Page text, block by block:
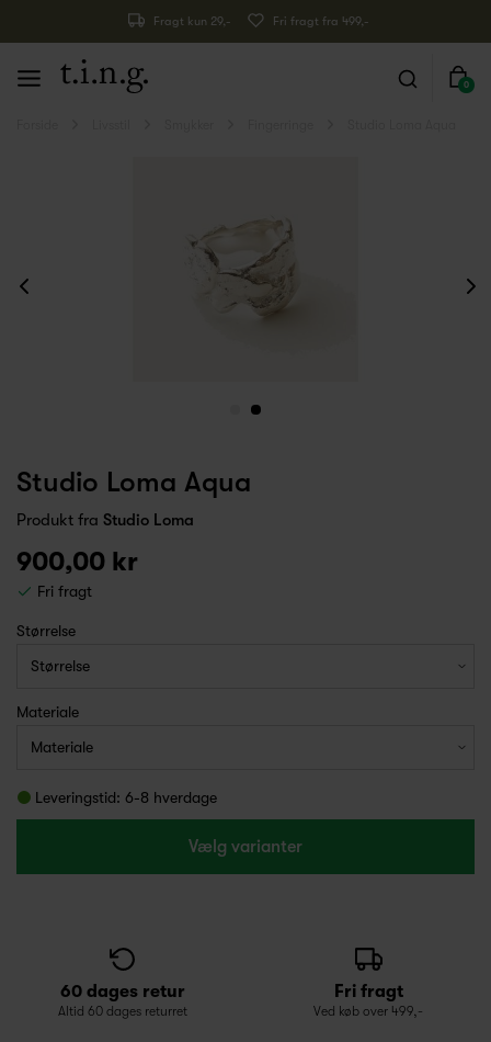
Fragt kun 29,- Fri fragt fra 499,-
0
Studio Loma Aqua
Produkt fra Studio Loma
900,00 kr
Fri fragt
Størrelse
Materiale
Leveringstid: 6-8 hverdage
Vælg varianter
60 dages retur
Altid 60 dages returret
Fri fragt
Ved køb over 499,-